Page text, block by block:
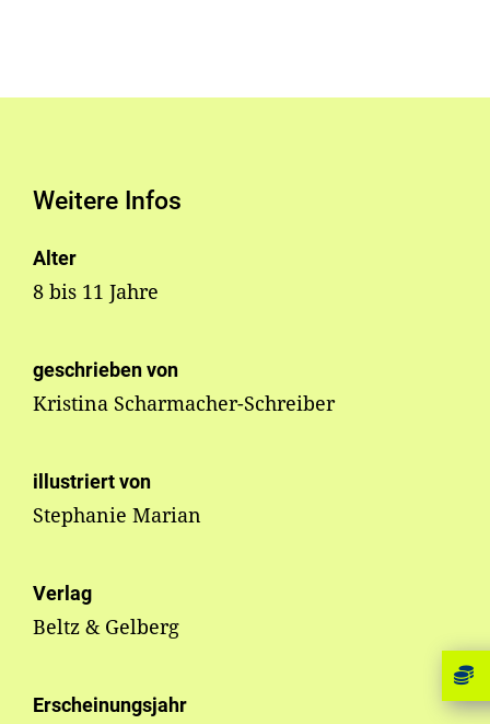
Weitere Infos
Alter
8 bis 11 Jahre
geschrieben von
Kristina Scharmacher-Schreiber
illustriert von
Stephanie Marian
Verlag
Beltz & Gelberg
Erscheinungsjahr